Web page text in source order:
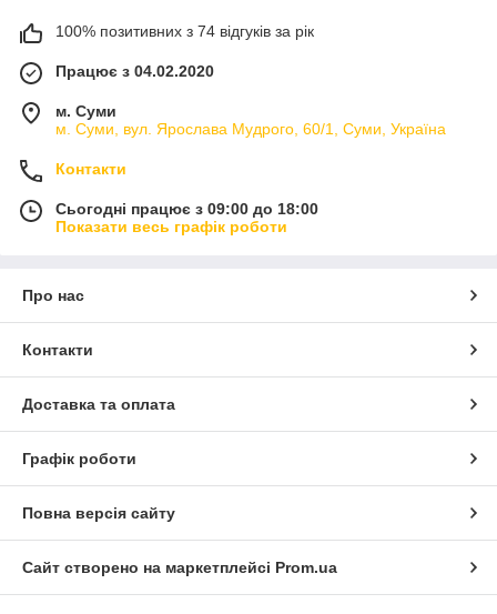
100% позитивних з 74 відгуків за рік
Працює з 04.02.2020
м. Суми
м. Суми, вул. Ярослава Мудрого, 60/1, Суми, Україна
Контакти
Сьогодні працює з 09:00 до 18:00
Показати весь графік роботи
Про нас
Контакти
Доставка та оплата
Графік роботи
Повна версія сайту
Сайт створено на маркетплейсі Prom.ua